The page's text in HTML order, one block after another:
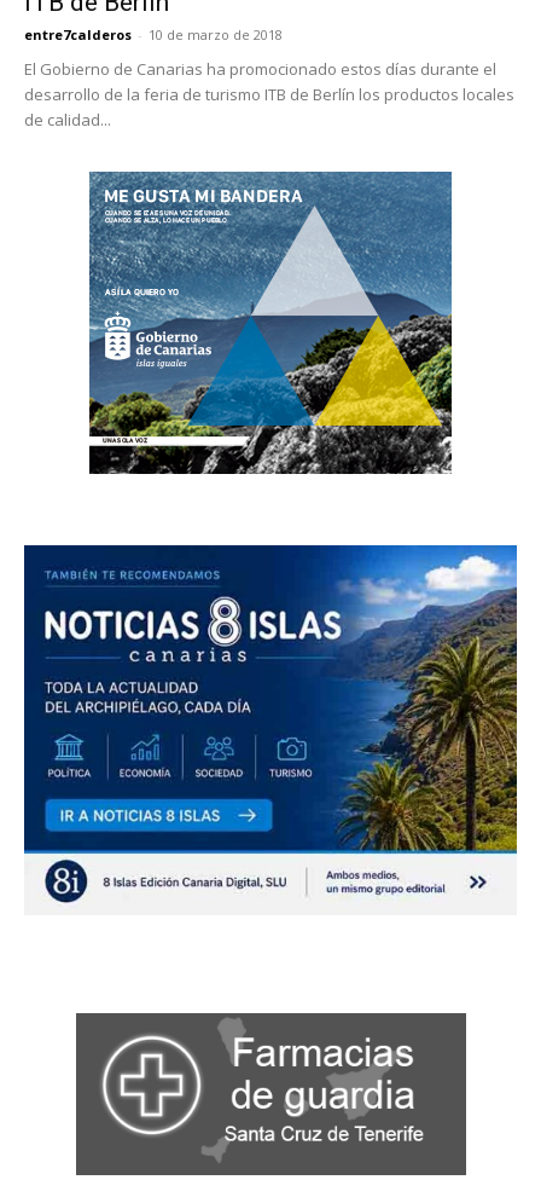
entre7calderos - 10 de marzo de 2018
El Gobierno de Canarias ha promocionado estos días durante el
desarrollo de la feria de turismo ITB de Berlín los productos locales
de calidad...